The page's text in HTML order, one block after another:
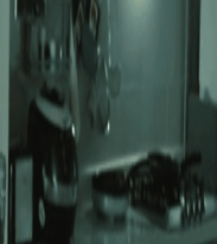
我的仙界学院
我的仙界学院